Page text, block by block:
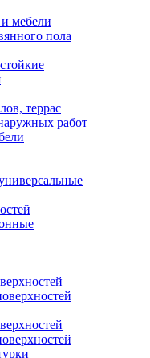
мебели
пола
террас
работ